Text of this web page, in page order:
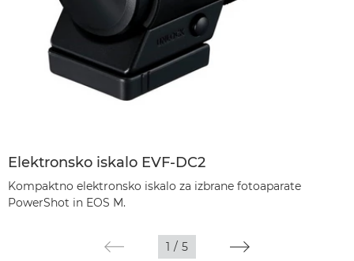
Elektronsko iskalo EVF-DC2
Kompaktno elektronsko iskalo za izbrane fotoaparate
PowerShot in EOS M.
1 / 5